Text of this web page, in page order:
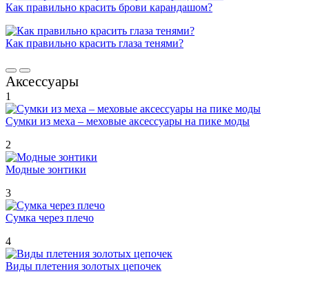
Как правильно красить брови карандашом?
Как правильно красить глаза тенями?
Аксессуары
1
Сумки из меха – меховые аксессуары на пике моды
2
Модные зонтики
3
Сумка через плечо
4
Виды плетения золотых цепочек